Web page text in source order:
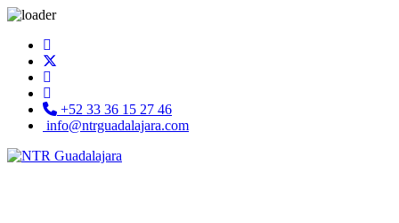
+52 33 36 15 27 46
info@ntrguadalajara.com